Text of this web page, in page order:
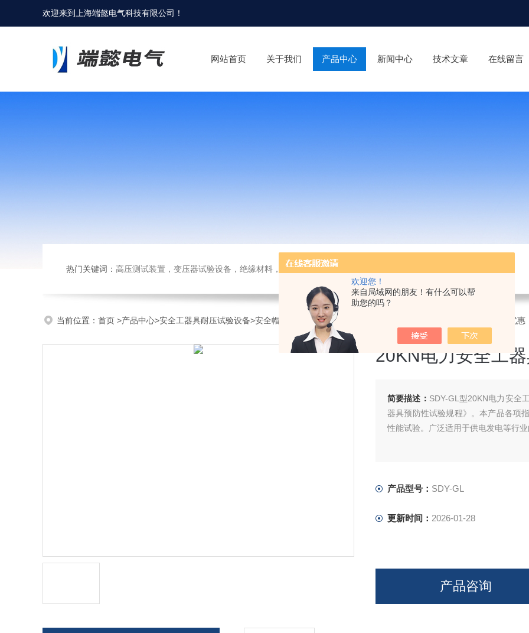
欢迎您！
来自局域网的朋友！有什么可以帮
助您的吗？
欢迎来到 上海端懿电气科技有限公司 ！
网站首页 关于我们 产品中心 新闻中心 技术文章 在线留言
热门关键词： 高压测试装置，变压器试验设备，绝缘材料，电子仪器仪表
当前位置： 首页 >产品中心>安全工器具耐压试验设备>安全帽冲击穿刺试验机 >SDY-GL20KN电力安全工器具力学性能试验机优惠
20KN电力安全工
简要描述： SDY-GL型20KN电力安全
器具预防性试验规程》。本产品各项
性能试验。广泛适用于供电发电等行
产品型号： SDY-GL
更新时间： 2026-01-28
产品咨询